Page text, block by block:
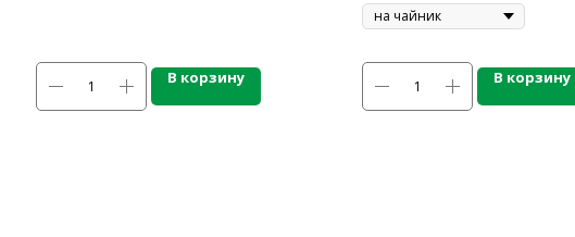
В корзину В корзину
СПЕЦПРЕДЛОЖЕНИЯ
КАТАЛОГ ПРОДУКЦИИ